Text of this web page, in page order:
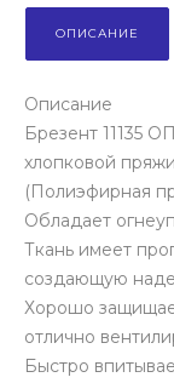
ОПИСАНИЕ
Описание
Брезент 11135
хлопковой
(Полиэфирная
Обладает
Ткань имеет
создающую
Хорошо
отлично
Быстро